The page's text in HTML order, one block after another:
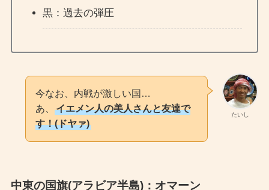
黒：過去の弾圧
たいし
今なお、内戦が激しい国…
あ、イエメン人の美人さんと友達で
す！(ドヤァ)
中東の国旗(アラビア半島)：オマーン